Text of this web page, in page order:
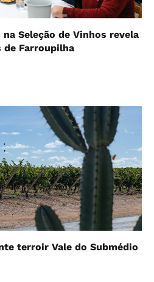
Seleção de Vinhos revela
Farroupilha
terroir Vale do Submédio